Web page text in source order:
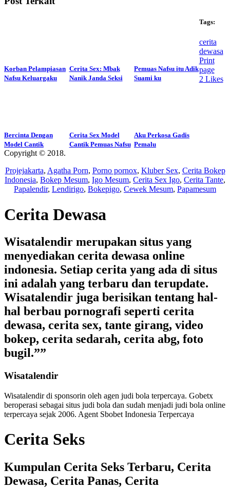
Korban Pelampiasan
Nafsu Keluargaku
Cerita Sex: Mbak
Nanik Janda Seksi
Pemuas Nafsu itu Adik
Suami ku
Bercinta Dengan
Model Cantik
Cerita Sex Model
Cantik Pemuas Nafsu
Aku Perkosa Gadis
Pemalu
Tags:
cerita
dewasa
Print
page
2 Likes
Copyright © 2018.
Projejakarta, Agatha Porn, Porno pornox, Kluber Sex, Cerita Bokep
Indonesia, Bokep Mesum, Igo Mesum, Cerita Sex Igo, Cerita Tante,
Papalendir, Lendirigo, Bokepigo, Cewek Mesum, Papamesum
Cerita Dewasa
Wisatalendir merupakan situs yang
menyediakan cerita dewasa online
indonesia. Setiap cerita yang ada di situs
ini adalah yang terbaru dan terupdate.
Wisatalendir juga berisikan tentang hal-
hal berbau pornografi seperti cerita
dewasa, cerita sex, tante girang, video
bokep, cerita sedarah, cerita abg, foto
bugil.””
Wisatalendir
Wisatalendir di sponsorin oleh agen judi bola terpercaya. Gobetx
beroperasi sebagai situs judi bola dan sudah menjadi judi bola online
terpercaya sejak 2006. Agent Sbobet Indonesia Terpercaya
Cerita Seks
Kumpulan Cerita Seks Terbaru, Cerita
Dewasa, Cerita Panas, Cerita